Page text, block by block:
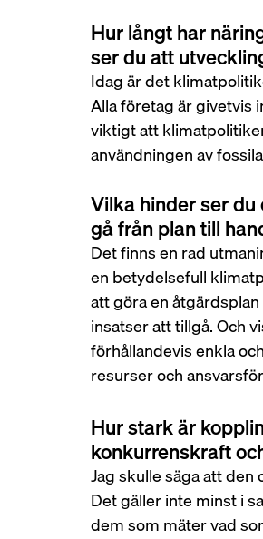
Hur långt har
ser du att
Idag är det
Alla företag är givetvis
viktigt att
användningen av
Vilka hinder ser
gå från plan till
Det finns en rad
en betydelsefull
att göra en
insatser att tillgå. Och
förhållandevis enkla
resurser och
Hur stark är
konkurrenskraft
Jag skulle säga att
Det gäller inte minst i
dem som mäter vad